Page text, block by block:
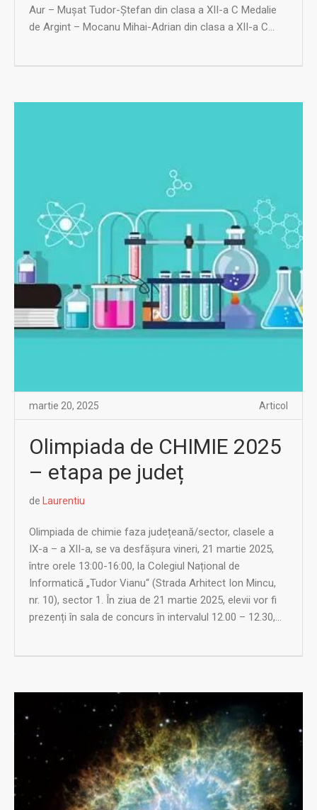
Aur – Mușat Tudor-Ștefan din clasa a XII-a C Medalie
de Argint – Mocanu Mihai-Adrian din clasa a XII-a C...
martie 20, 2025 Articol
Olimpiada de CHIMIE 2025
– etapa pe județ
de Laurentiu
Olimpiada de chimie faza județeană/sector, clasele a
IX-a – a XII-a, se va desfășura vineri, 21 martie 2025,
între orele 13:00-16:00, la Colegiul Național de
Informatică „Tudor Vianu“ (Strada Arhitect Ion Mincu,
nr. 10), sector 1. În ziua de 21 martie 2025, elevii vor fi
prezenți în sala de concurs în intervalul 12.00 – 12.30,...